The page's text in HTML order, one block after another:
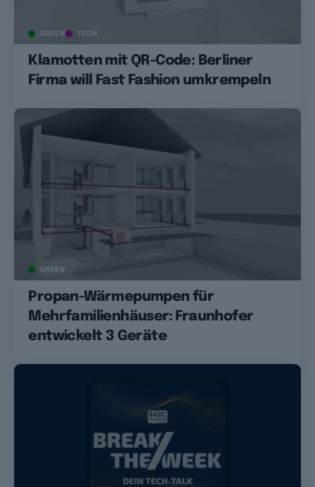
GREEN TECH
Klamotten mit QR-Code: Berliner
Firma will Fast Fashion umkrempeln
GREEN
Propan-Wärmepumpen für
Mehrfamilienhäuser: Fraunhofer
entwickelt 3 Geräte